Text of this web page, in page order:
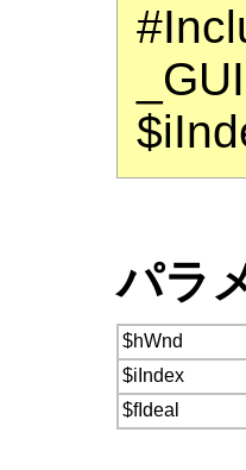
パラ
$hWnd
$iIndex
$fIdeal